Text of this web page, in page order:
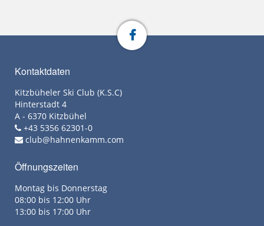
Kontaktdaten
Kitzbüheler Ski Club (K.S.C)
Hinterstadt 4
A - 6370 Kitzbühel
+43 5356 62301-0
club@hahnenkamm.com
Öffnungszeiten
Montag bis Donnerstag
08:00 bis 12:00 Uhr
13:00 bis 17:00 Uhr